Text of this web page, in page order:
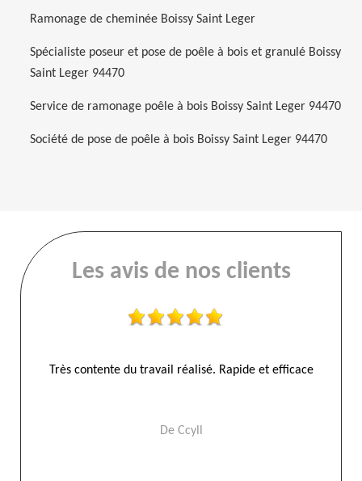
Ramonage de cheminée Boissy Saint Leger
Spécialiste poseur et pose de poêle à bois et granulé Boissy
Saint Leger 94470
Service de ramonage poêle à bois Boissy Saint Leger 94470
Société de pose de poêle à bois Boissy Saint Leger 94470
Les avis de nos clients
Très contente du travail réalisé. Rapide et efficace
De Ccyll